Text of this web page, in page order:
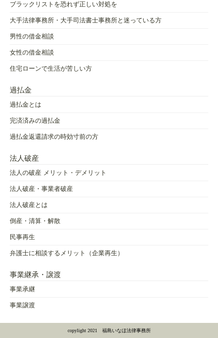
ブラックリストを恐れず正しい対処を
大手法律事務所・大手司法書士事務所と迷っている方
男性の借金相談
女性の借金相談
住宅ローンで生活が苦しい方
過払金
過払金とは
完済済みの過払金
過払金返還請求の時効寸前の方
法人破産
法人の破産 メリット・デメリット
法人破産・事業者破産
法人破産とは
倒産・清算・解散
民事再生
弁護士に相談するメリット（企業再生）
事業継承・譲渡
事業承継
事業譲渡
copylight 2021 福島いなほ法律事務所